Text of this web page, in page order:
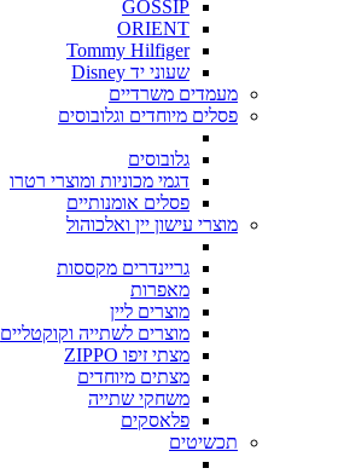
GOSSIP
ORIENT
Tommy Hilfiger
שעוני יד Disney
מעמדים משרדיים
פסלים מיוחדים וגלובוסים
גלובוסים
דגמי מכוניות ומוצרי רטרו
פסלים אומנותיים
מוצרי עישון יין ואלכוהול
גריינדרים מקססות
מאפרות
מוצרים ליין
מוצרים לשתייה וקוקטליים
מצתי זיפו ZIPPO
מצתים מיוחדים
משחקי שתייה
פלאסקים
תכשיטים